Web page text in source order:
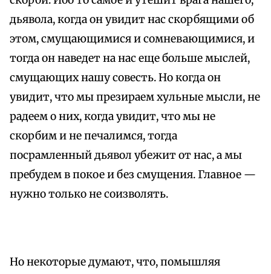
дьявола, когда он увидит нас скорбящими об
этом, смущающимися и сомневающимися, и
тогда он наведет на нас еще больше мыслей,
смущающих нашу совесть. Но когда он
увидит, что мы презираем хульные мысли, не
радеем о них, когда увидит, что мы не
скорбим и не печалимся, тогда
посрамленный дьявол убежит от нас, а мы
пребудем в покое и без смущения. Главное —
нужно только не соизволять.
Но некоторые думают, что, помышляя